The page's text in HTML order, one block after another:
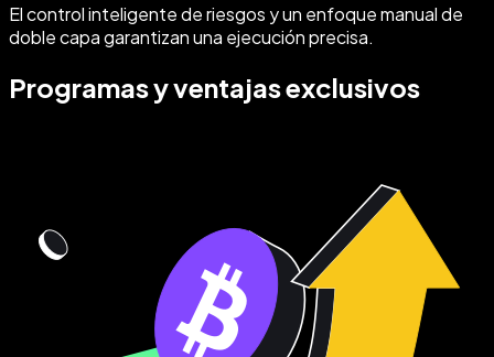
El control inteligente de riesgos y un enfoque manual de
doble capa garantizan una ejecución precisa.
Programas y ventajas exclusivos